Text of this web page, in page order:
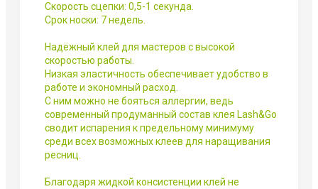
Скорость сцепки: 0,5-1 секунда.
Срок носки: 7 недель.
Надёжный клей для мастеров с высокой
скоростью работы.
Низкая эластичность обеспечивает удобство в
работе и экономный расход.
С ним можно не бояться аллергии, ведь
современный продуманный состав клея Lash&Go
сводит испарения к предельному минимуму
среди всех возможных клеев для наращивания
ресниц.
Благодаря жидкой консистенции клей не